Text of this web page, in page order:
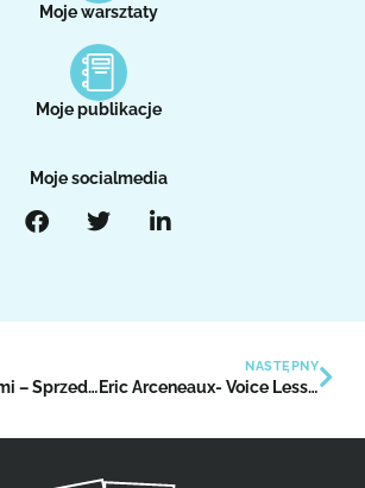
Moje warsztaty
Moje publikacje
Moje socialmedia
Relaks z kolorami – Sprzedawca lodów
NASTĘPNY
Eric Arceneaux- Voice Lesson: „Riffs, Runs& Control ” cz.1